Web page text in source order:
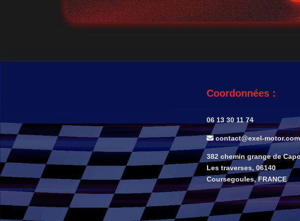
Coordonnées :
06 13 30 11 74
contact@exel-motor.com
382 chemin grange de
Les traverses, 06140
Coursegoules, FRANCE